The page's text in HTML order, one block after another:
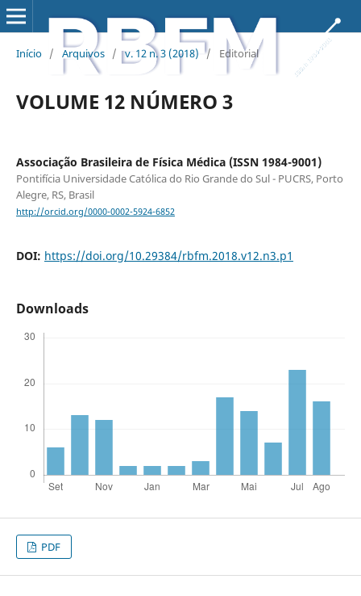
Início / Arquivos / v. 12 n. 3 (2018) / Editorial
VOLUME 12 NÚMERO 3
Associação Brasileira de Física Médica (ISSN 1984-9001)
Pontifícia Universidade Católica do Rio Grande do Sul - PUCRS, Porto
Alegre, RS, Brasil
http://orcid.org/0000-0002-5924-6852
DOI: https://doi.org/10.29384/rbfm.2018.v12.n3.p1
Downloads
PDF